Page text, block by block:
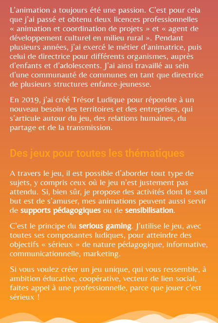
L’animation a toujours été une passion. C’est pour cela
que j’ai passé et obtenu deux licences professionnelles
« animation et coordination de projets » et « agent de
développement culturel en milieu rural ». Pendant
plusieurs années, j’ai exercé le métier d’animatrice, puis
celui de directrice pour différents organismes, auprès
d’enfants et d’adolescents. J’ai ainsi travaillé au sein
d’une communauté de communes en tant que directrice
de plusieurs structures enfance-jeunesse.
En 2019, j’ai créé Trésor Ludique pour répondre à un
nouveau besoin des territoires et des entreprises, qui
s’articule autour du jeu, des relations humaines, du
partage et de la transmission.
Des jeux pour toutes les thématiques
A travers le jeu, il est possible d’aborder tout type de
sujets, y compris ceux où le jeu n’est justement pas
attendu. Si, bien sûr, je propose des activités dont le seul
but est de s’amuser, mes animations peuvent aussi servir
de supports pédagogiques ou de sensibilisation.
C’est le principe du serious gaming. J’utilise le jeu, avec
toutes ses composantes ludiques, pour atteindre des
objectifs « sérieux » de nature pédagogique, informative,
communicationnelle, marketing.
Si vous voulez créer un jeu unique, qui vous ressemble, à
ambition éducative, coopérative, vecteur de lien social,
faites appel à une professionnelle, parce que jouer c’est
sérieux !